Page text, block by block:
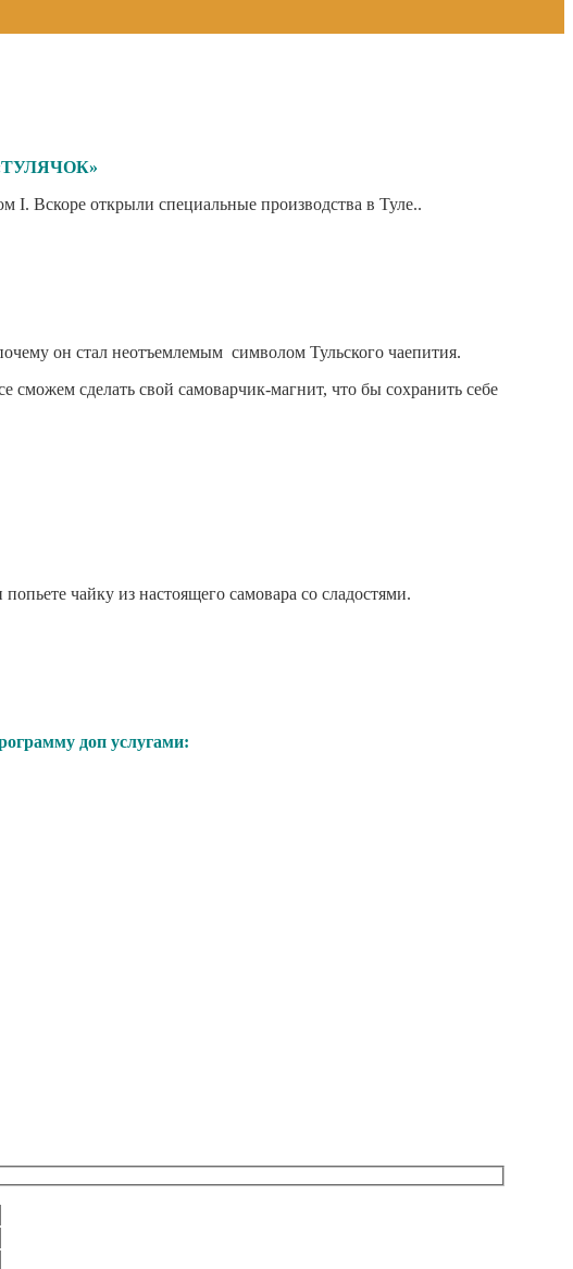
«ТУЛЯЧОК»
I. Вскоре открыли специальные производства в Туле..
он стал неотъемлемым символом Тульского чаепития.
сделать свой самоварчик-магнит, что бы сохранить себе
чайку из настоящего самовара со сладостями.
доп услугами: